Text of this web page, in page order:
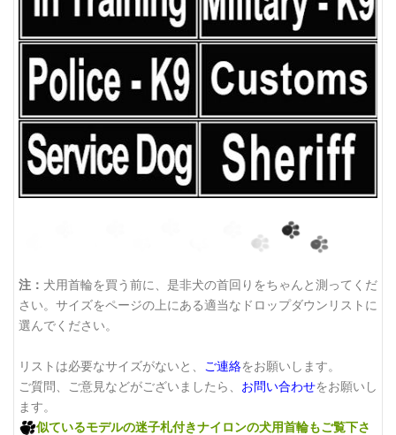
注： 犬用首輪を買う前に、是非犬の首回りをちゃんと測ってくだ
さい。サイズをページの上にある適当なドロップダウンリストに
選んでください。
リストは必要なサイズがないと、 ご連絡をお願いします。
ご質問、ご意見などがございましたら、 お問い合わせをお願いし
ます。
似ているモデルの迷子札付きナイロンの犬用首輪もご覧下さ